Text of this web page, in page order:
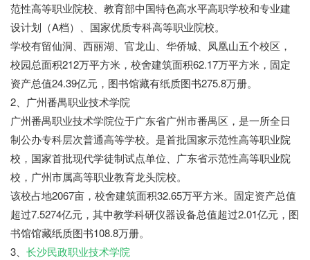
范性高等职业院校、教育部中国特色高水平高职学校和专业建
设计划（A档）、国家优质专科高等职业院校。
学校有留仙洞、西丽湖、官龙山、华侨城、凤凰山五个校区，
校园总面积212万平方米，校舍建筑面积62.17万平方米，固定
资产总值24.39亿元，图书馆藏有纸质图书275.8万册。
2、广州番禺职业技术学院
广州番禺职业技术学院位于广东省广州市番禺区，是一所全日
制公办专科层次普通高等学校。是首批国家示范性高等职业院
校，国家首批现代学徒制试点单位、广东省示范性高等职业院
校，广州市属高等职业教育龙头院校。
该校占地2067亩，校舍建筑面积32.65万平方米。固定资产总值
超过7.5274亿元，其中教学科研仪器设备总值超过2.01亿元，图
书馆馆藏纸质图书108.8万册。
3、 长沙民政职业技术学院